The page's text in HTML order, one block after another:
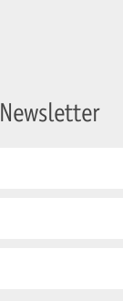
Newsletter